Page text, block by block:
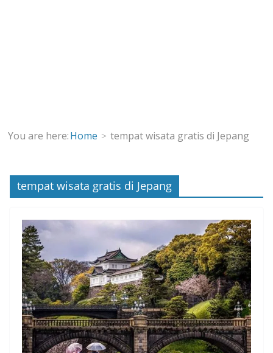
You are here:Home tempat wisata gratis di Jepang
tempat wisata gratis di Jepang